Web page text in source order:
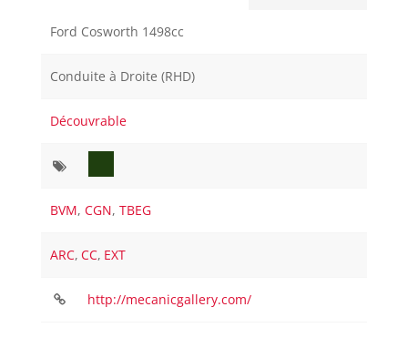
Ford Cosworth 1498cc
Conduite à Droite (RHD)
Découvrable
BVM,CGN,TBEG
ARC, CC, EXT
http://mecanicgallery.com/